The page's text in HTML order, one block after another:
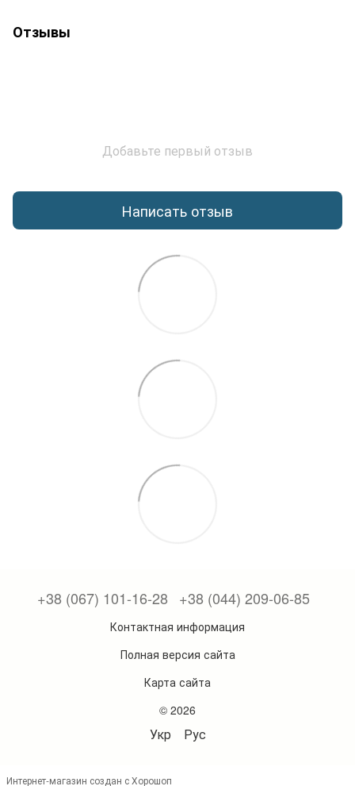
Отзывы
Добавьте первый отзыв
Написать отзыв
+38 (067) 101-16-28 +38 (044) 209-06-85
Контактная информация
Полная версия сайта
Карта сайта
© 2026
Укр Рус
Интернет-магазин создан с Хорошоп